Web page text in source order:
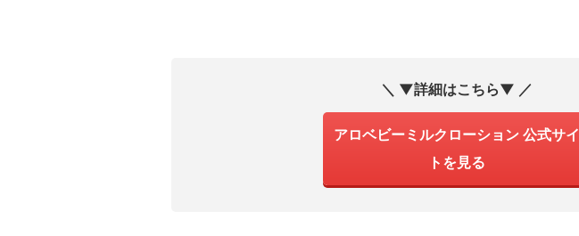
＼ ▼詳細はこちら▼ ／
アロベビーミルクローション 公式サイ
トを見る